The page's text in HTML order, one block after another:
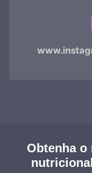
Obtenha o